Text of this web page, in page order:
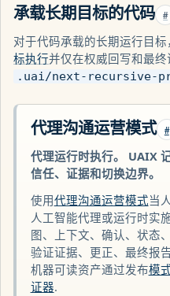
承载长期目标的代码 #
对于代码承载的长期运行目
标执行并仅在权威回写和最
.uai/next-recursive-
代理沟通运营模式 #
代理运行时执行。 UAIX
信任、证据和切换边界。
使用代理沟通运营模式当
人工智能代理或运行时实
图、上下文、确认、状态
验证证据、更正、最终报
机器可读资产通过发布模
证器.